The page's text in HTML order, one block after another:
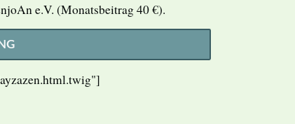
e.V. (Monatsbeitrag 40 €).